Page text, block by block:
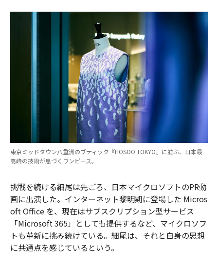
東京ミッドタウン八重洲のブティック『HOSOO TOKYO』に並ぶ、日本最
高峰の技術が息づくワンピース。
挑戦を続ける細尾は先ごろ、日本マイクロソフトのPR動
画に出演した。インターネット黎明期に登場した Micros
oft Office を、現在はサブスクリプション型サービス
「Microsoft 365」としても提供するなど、マイクロソフ
トも革新に挑み続けている。細尾は、それと自身の思想
に共通点を感じているという。